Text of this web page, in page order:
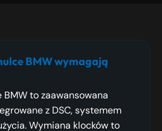
BMW wymagają
BMW to zaawansowana
z DSC, systemem
Wymiana klocków to